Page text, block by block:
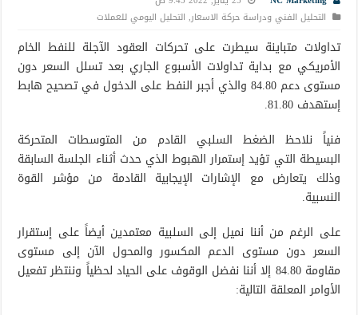
التحليل الفني ودراسة حركة الاسعار, التحليل اليومي للعملات
تداولات متباينة سيطرت على تحركات العقود الآجلة للنفط الخام
الأمريكي مع بداية تداولات الأسبوع الجاري بعد تسلل السعر دون
مستوى دعم 84.80 والذي أجبر النفط على الدخول في تصحيح هابط
إستهدف 81.80.
فنياً نلاحظ الضغط السلبي القادم من المتوسطات المتحركة
البسيطة التي تؤيد إستمرار الهبوط الذي حدث أثناء الجلسة السابقة
وذلك يتعارض مع الإشارات الإيجابية القادمة من مؤشر القوة
النسبية.
على الرغم من أننا نميل إلى السلبية معتمدين أيضاً على إستقرار
السعر دون مستوى الدعم المكسور والمحول الآن إلى مستوى
مقاومة 84.80 إلا أننا نفضل الوقوف على الحياد لحظياً وننتظر تفعيل
الأوامر المعلقة التالية: